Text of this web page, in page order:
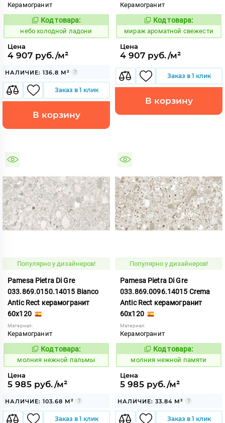
Керамогранит
1123542
Код товара:
небо холодной ладони
Цена
4 907 руб./м²
НАЛИЧИЕ: 136.8 М²
Заказ в 1 клик
В корзину
Керамогранит
984708
Код товара:
мираж ароматной свежести
Цена
4 907 руб./м²
Заказ в 1 клик
В корзину
Популярно у дизайнеров!
Pamesa Pietra Di Gre
033.869.0150.14015 Bianco
Antic Rect керамогранит
60x120
Материал:
Керамогранит
1008067
Код товара:
молния нежной пальмы
Цена
5 985 руб./м²
НАЛИЧИЕ: 103.68 М²
Заказ в 1 клик
Популярно у дизайнеров!
Pamesa Pietra Di Gre
033.869.0096.14015 Crema
Antic Rect керамогранит
60x120
Материал:
Керамогранит
1008068
Код товара:
молния нежной памяти
Цена
5 985 руб./м²
НАЛИЧИЕ: 33.84 М²
Заказ в 1 клик